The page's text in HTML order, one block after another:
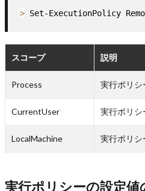
> Set-ExecutionPolicy
スコープ 説明
Process 実行ポリシ
CurrentUser 実行ポリシ
LocalMachine 実行ポリシ
実行ポリシーの設定値